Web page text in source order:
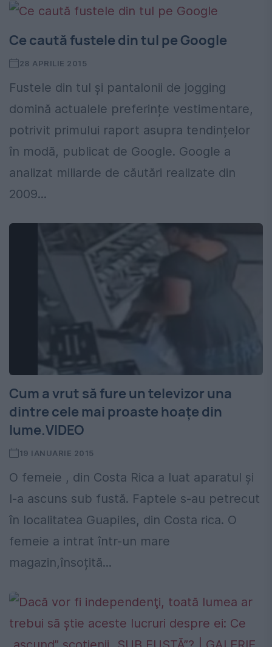
Ce caută fustele din tul pe Google
28 APRILIE 2015
Fustele din tul și pantalonii de jogging
domină actualele preferințe vestimentare,
potrivit primului raport asupra tendințelor
în modă, publicat de Google. Google a
analizat miliarde de căutări realizate din
2009...
Cum a vrut să fure un televizor una
dintre cele mai proaste hoațe din
lume.VIDEO
19 IANUARIE 2015
O femeie , din Costa Rica a luat aparatul și
l-a ascuns sub fustă. Faptele s-au petrecut
în localitatea Guapiles, din Costa rica. O
femeie a intrat într-un mare
magazin,însoțită...